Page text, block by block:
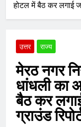
होटल में बैठ कर लगाई जा
उत्तर राज्य
मेरठ नगर
धांधली का
बैठ कर
ग्राउंड